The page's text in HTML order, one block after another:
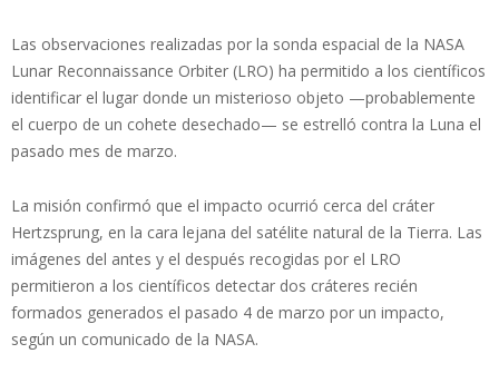
Las observaciones realizadas por la sonda espacial de la NASA
Lunar Reconnaissance Orbiter (LRO) ha permitido a los científicos
identificar el lugar donde un misterioso objeto —probablemente
el cuerpo de un cohete desechado— se estrelló contra la Luna el
pasado mes de marzo.
La misión confirmó que el impacto ocurrió cerca del cráter
Hertzsprung, en la cara lejana del satélite natural de la Tierra. Las
imágenes del antes y el después recogidas por el LRO
permitieron a los científicos detectar dos cráteres recién
formados generados el pasado 4 de marzo por un impacto,
según un comunicado de la NASA.